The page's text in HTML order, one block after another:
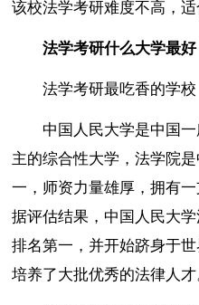
该校法学考研难度不高，适
法学考研什么大学最好
法学考研最吃香的学
中国人民大学是中国
主的综合性大学，法学院
一，师资力量雄厚，拥有
据评估结果，中国人民大
排名第一，并开始跻身于
培养了大批优秀的法律人才